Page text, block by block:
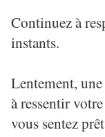
Continuez à
instants.
Lentement,
à ressentir
vous sentez